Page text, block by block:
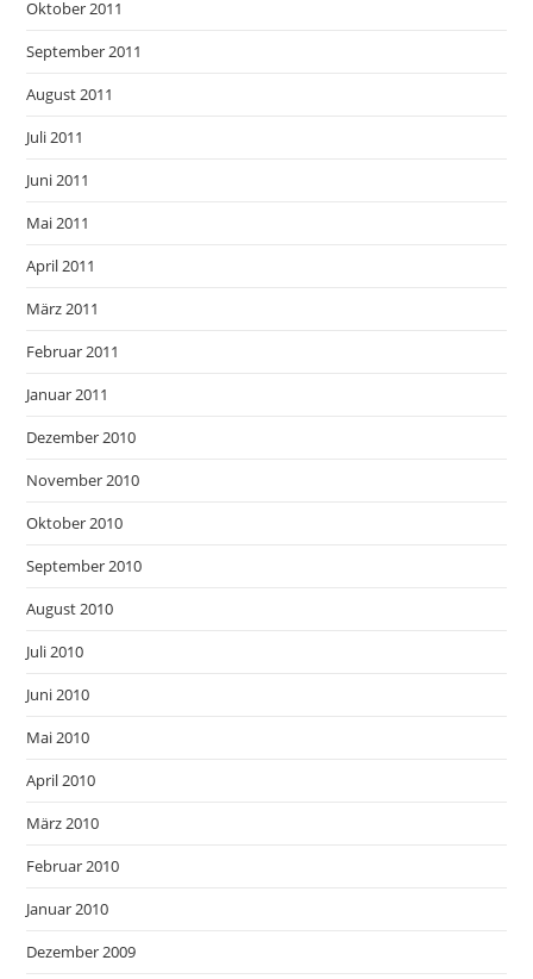
Oktober 2011
September 2011
August 2011
Juli 2011
Juni 2011
Mai 2011
April 2011
März 2011
Februar 2011
Januar 2011
Dezember 2010
November 2010
Oktober 2010
September 2010
August 2010
Juli 2010
Juni 2010
Mai 2010
April 2010
März 2010
Februar 2010
Januar 2010
Dezember 2009